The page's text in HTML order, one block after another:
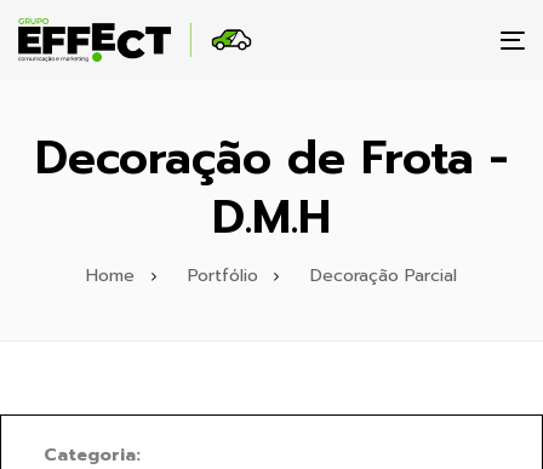
Decoração de Frota -
D.M.H
Home Portfólio Decoração Parcial
Categoria: